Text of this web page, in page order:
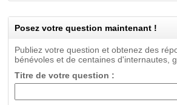
Posez votre question maintenant !
Publiez votre question et obtenez des
bénévoles et de centaines d'internautes,
Titre de votre question :